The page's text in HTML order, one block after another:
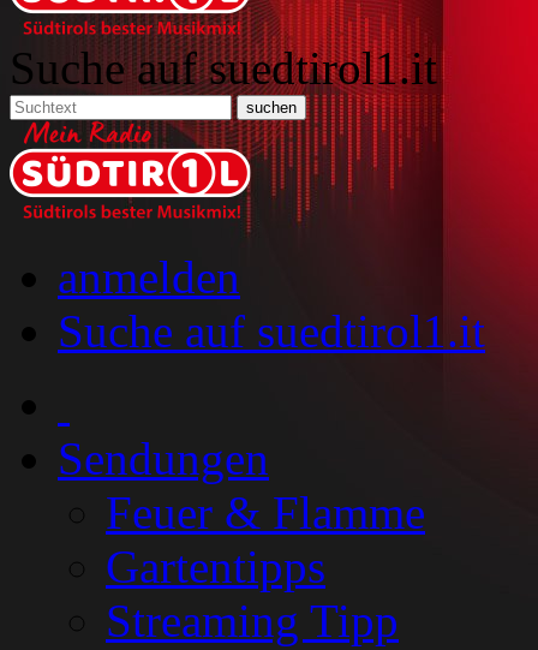
Suche auf suedtirol1.it
anmelden
Suche auf suedtirol1.it
Sendungen
Feuer & Flamme
Gartentipps
Streaming Tipp